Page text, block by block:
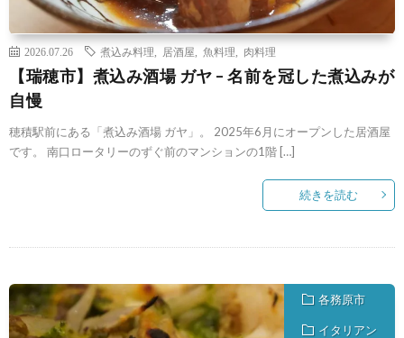
2026.07.26 煮込み料理 居酒屋 魚料理 肉料理
【瑞穂市】煮込み酒場 ガヤ – 名前を冠した煮込みが
自慢
穂積駅前にある「煮込み酒場 ガヤ」。 2025年6月にオープンした居酒屋
です。 南口ロータリーのずぐ前のマンションの1階 […]
続きを読む
各務原市
イタリアン